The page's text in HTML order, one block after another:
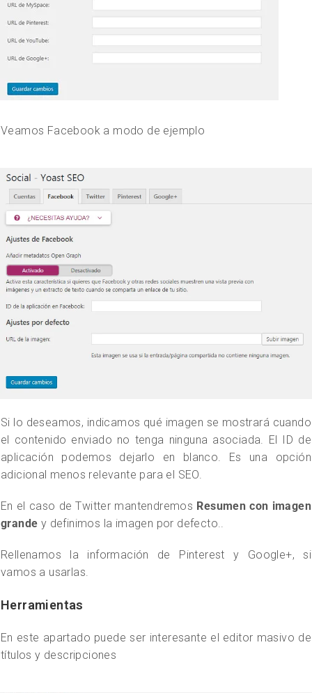
Veamos Facebook a modo de ejemplo
Si lo deseamos, indicamos qué imagen se mostrará cuando
el contenido enviado no tenga ninguna asociada. El ID de
aplicación podemos dejarlo en blanco. Es una opción
adicional menos relevante para el SEO.
En el caso de Twitter mantendremos Resumen con imagen
grande y definimos la imagen por defecto..
Rellenamos la información de Pinterest y Google+, si
vamos a usarlas.
Herramientas
En este apartado puede ser interesante el editor masivo de
títulos y descripciones